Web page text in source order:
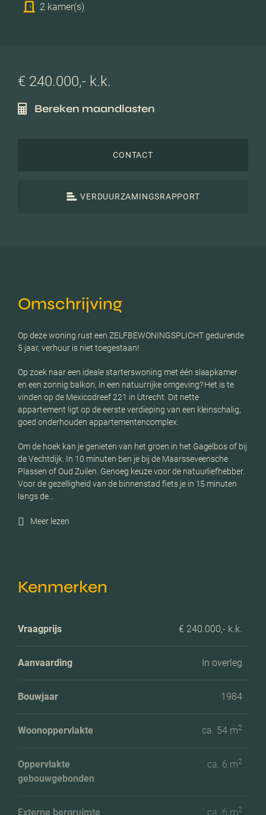
2 kamer(s)
€ 240.000,- k.k.
Bereken maandlasten
CONTACT
VERDUURZAMINGSRAPPORT
Omschrijving
Op deze woning rust een ZELFBEWONINGSPLICHT gedurende
5 jaar, verhuur is niet toegestaan!
Op zoek naar een ideale starterswoning met één slaapkamer
en een zonnig balkon, in een natuurrijke omgeving? Het is te
vinden op de Mexicodreef 221 in Utrecht. Dit nette
appartement ligt op de eerste verdieping van een kleinschalig,
goed onderhouden appartementencomplex.
Om de hoek kan je genieten van het groen in het Gagelbos of bij
de Vechtdijk. In 10 minuten ben je bij de Maarsseveensche
Plassen of Oud Zuilen. Genoeg keuze voor de natuurliefhebber.
Voor de gezelligheid van de binnenstad fiets je in 15 minuten
langs de…
Meer lezen
Kenmerken
Vraagprijs € 240.000,- k.k.
Aanvaarding In overleg
Bouwjaar 1984
Woonoppervlakte ca. 54 m2
Oppervlakte
gebouwgebonden
ca. 6 m2
Externe bergruimte ca. 6 m2